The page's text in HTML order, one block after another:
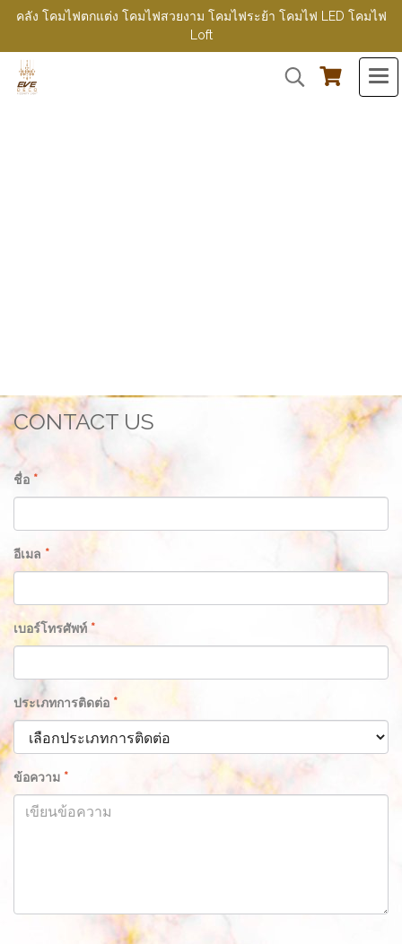
คลัง โคมไฟตกแต่ง โคมไฟสวยงาม โคมไฟระย้า โคมไฟ LED โคมไฟ
Loft
CONTACT US
ชื่อ *
อีเมล *
เบอร์โทรศัพท์ *
ประเภทการติดต่อ *
ข้อความ *